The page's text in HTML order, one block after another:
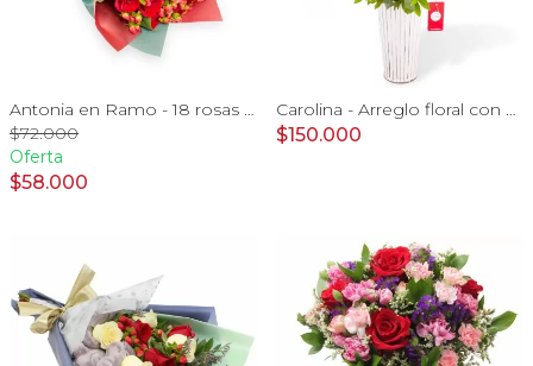
Antonia en Ramo - 18 rosas ecuatorianas rojo e hypericum
$72.000
Oferta
$58.000
Carolina - Arreglo floral con 50 rosas rojas
$150.000